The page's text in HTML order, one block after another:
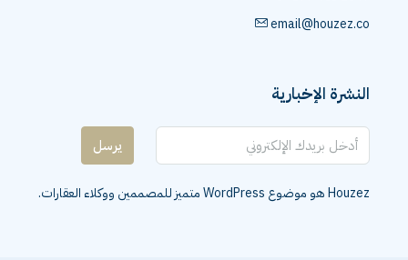
email@houzez.co
النشرة الإخبارية
يرسل
Houzez هو موضوع WordPress متميز للمصممين ووكلاء العقارات.